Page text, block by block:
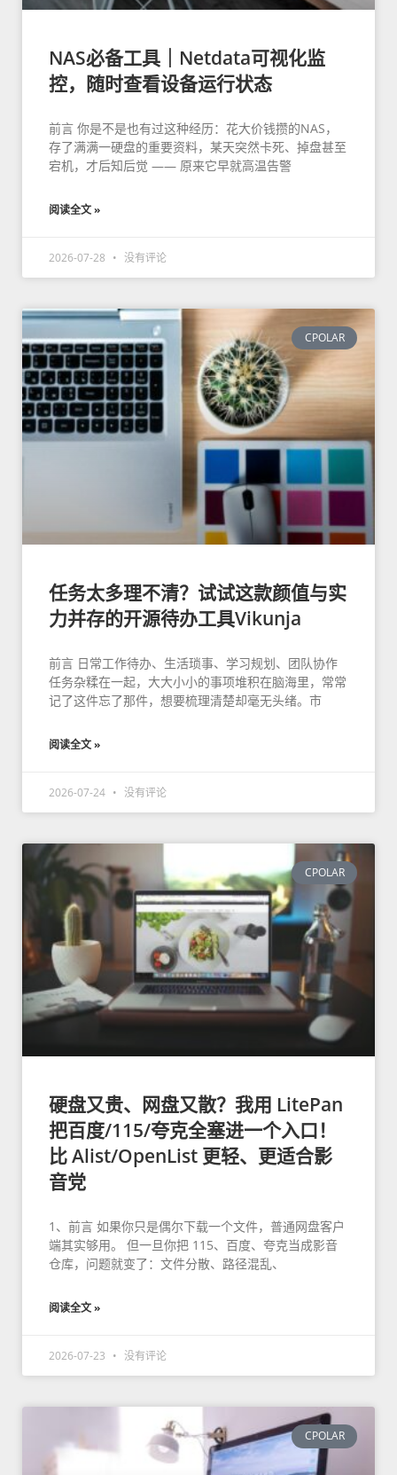
NAS必备工具｜Netdata可视化监
控，随时查看设备运行状态
前言 你是不是也有过这种经历：花大价钱攒的NAS，
存了满满一硬盘的重要资料，某天突然卡死、掉盘甚至
宕机，才后知后觉 —— 原来它早就高温告警
阅读全文 »
2026-07-28 没有评论
CPOLAR
任务太多理不清？试试这款颜值与实
力并存的开源待办工具Vikunja
前言 日常工作待办、生活琐事、学习规划、团队协作
任务杂糅在一起，大大小小的事项堆积在脑海里，常常
记了这件忘了那件，想要梳理清楚却毫无头绪。市
阅读全文 »
2026-07-24 没有评论
CPOLAR
硬盘又贵、网盘又散？我用 LitePan
把百度/115/夸克全塞进一个入口！
比 Alist/OpenList 更轻、更适合影
音党
1、前言 如果你只是偶尔下载一个文件，普通网盘客户
端其实够用。 但一旦你把 115、百度、夸克当成影音
仓库，问题就变了：文件分散、路径混乱、
阅读全文 »
2026-07-23 没有评论
CPOLAR